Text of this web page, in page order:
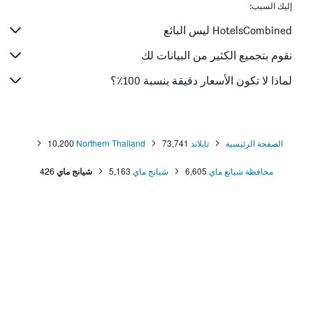
إليك السبب:
HotelsCombined ليس البائع
نقوم بتجميع الكثير من البيانات لك
لماذا لا تكون الأسعار دقيقة بنسبة 100٪؟
الصفحة الرئيسية تايلاند 73,741
Northern Thailand
10,200
محافظة شيانغ ماي 6,605 شيانج ماي 5,163 شيانج ماي 426